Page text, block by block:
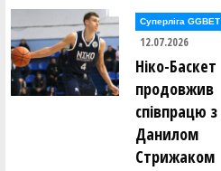
Суперліга GGBET
12.07.2026
Ніко-Баскет
продовжив
співпрацю з
Данилом
Стрижаком